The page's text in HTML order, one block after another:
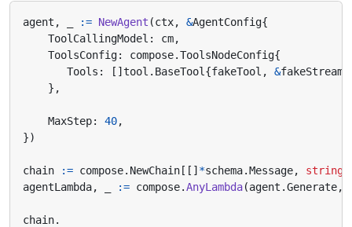
agent , := NewAgent (ctx, &AgentConfig{
ToolCallingModel : cm,
ToolsConfig: compose.ToolsNodeConfig{
Tools : []tool . BaseTool {fakeTool , &
},
MaxStep: 40,
})
chain := compose. NewChain[[]*schema.Message, string
agentLambda, := compose.AnyLambda(agent .Generate,
chain.